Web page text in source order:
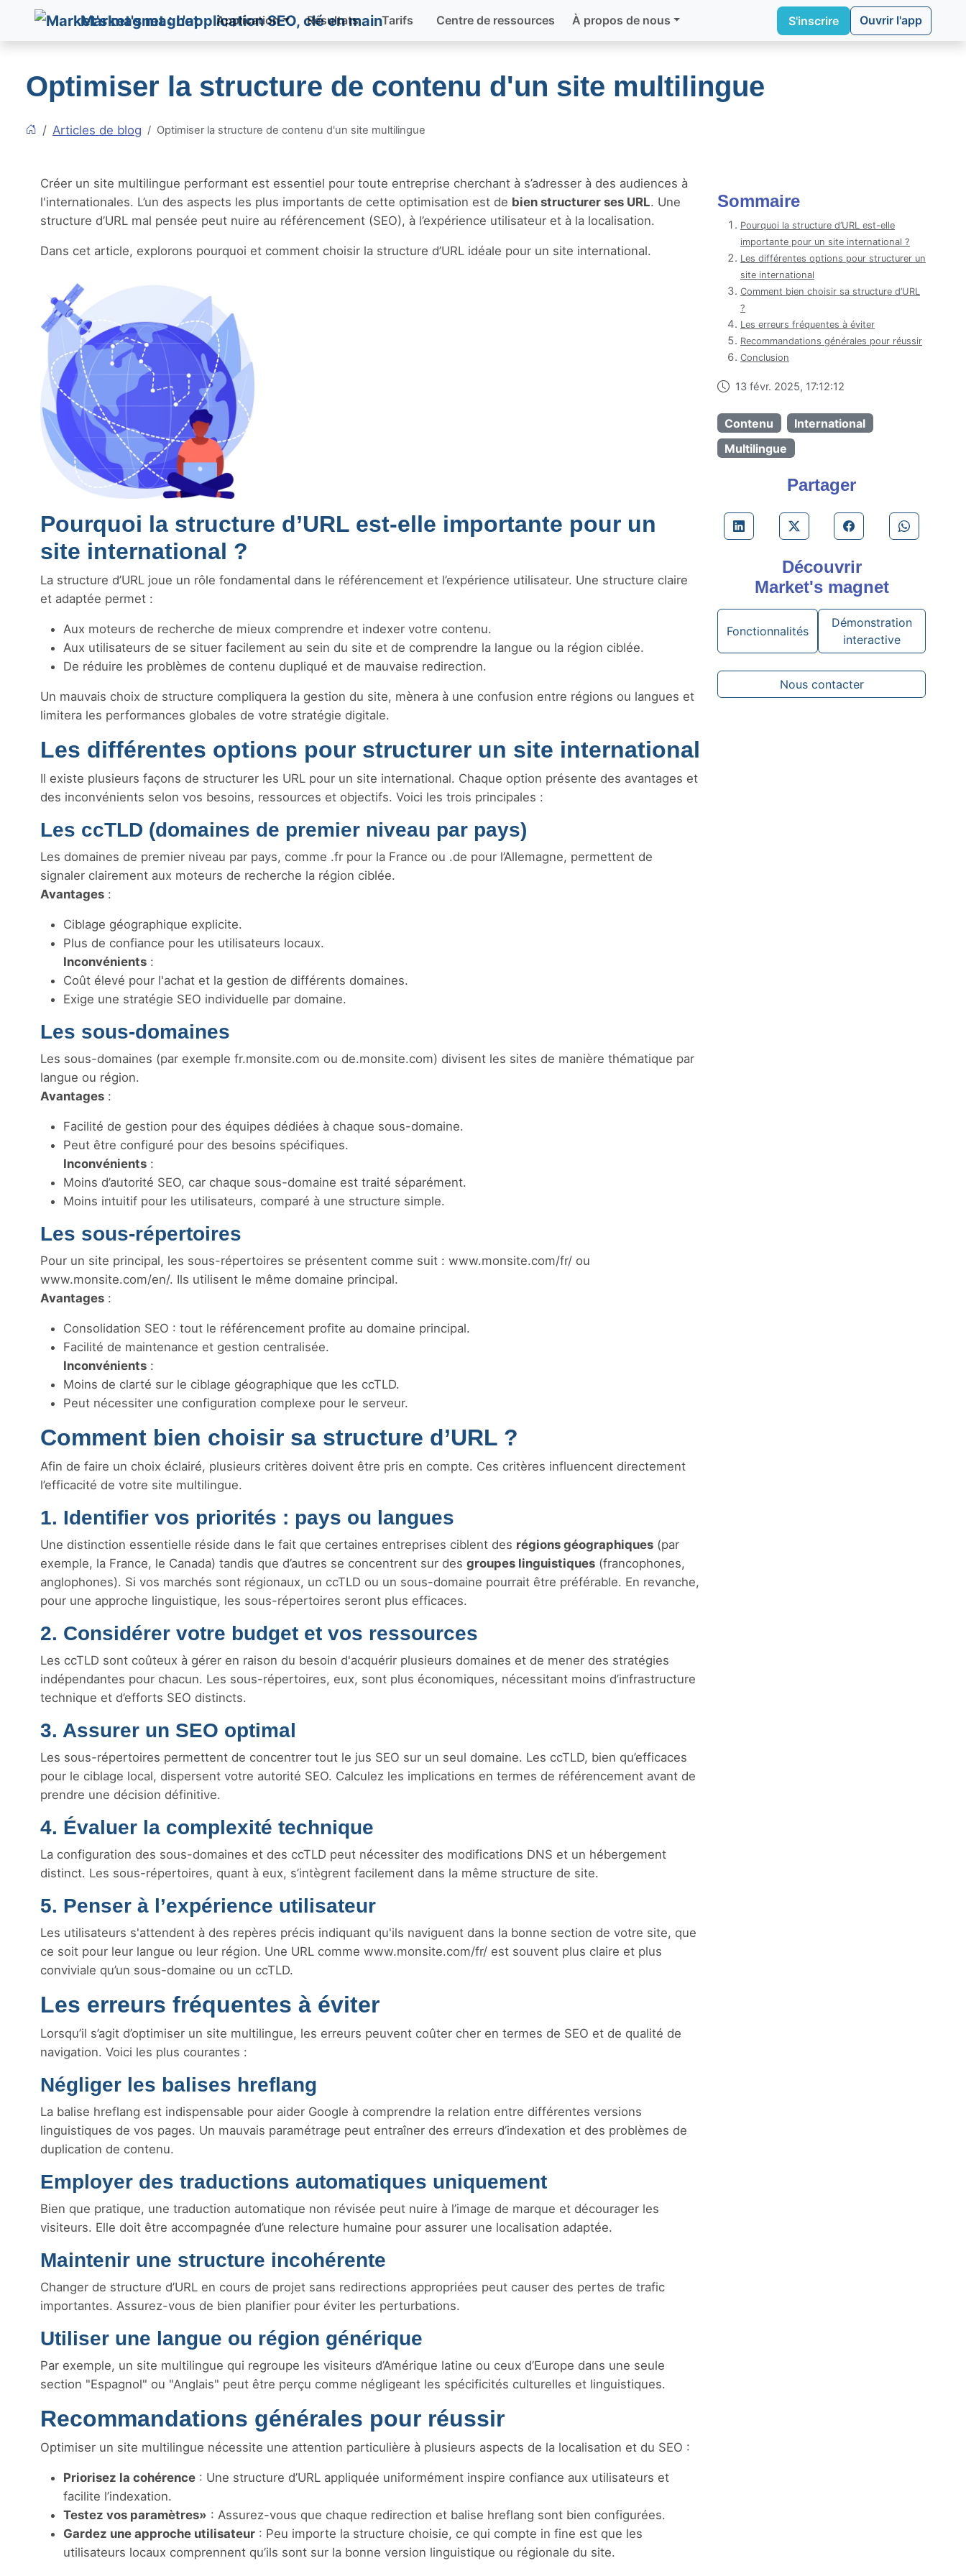
Market's magnet Application Résultats Tarifs Centre de ressources À propos de nous S'inscrire Ouvrir l'app
Optimiser la structure de contenu d'un site multilingue
Articles de blog Optimiser la structure de contenu d'un site multilingue
Créer un site multilingue performant est essentiel pour toute entreprise cherchant à s’adresser à des audiences à
l'internationales. L’un des aspects les plus importants de cette optimisation est de bien structurer ses URL. Une
structure d’URL mal pensée peut nuire au référencement (SEO), à l’expérience utilisateur et à la localisation.
Dans cet article, explorons pourquoi et comment choisir la structure d’URL idéale pour un site international.
Pourquoi la structure d’URL est-elle importante pour un
site international ?
La structure d’URL joue un rôle fondamental dans le référencement et l’expérience utilisateur. Une structure claire
et adaptée permet :
Aux moteurs de recherche de mieux comprendre et indexer votre contenu.
Aux utilisateurs de se situer facilement au sein du site et de comprendre la langue ou la région ciblée.
De réduire les problèmes de contenu dupliqué et de mauvaise redirection.
Un mauvais choix de structure compliquera la gestion du site, mènera à une confusion entre régions ou langues et
limitera les performances globales de votre stratégie digitale.
Les différentes options pour structurer un site international
Il existe plusieurs façons de structurer les URL pour un site international. Chaque option présente des avantages et
des inconvénients selon vos besoins, ressources et objectifs. Voici les trois principales :
Les ccTLD (domaines de premier niveau par pays)
Les domaines de premier niveau par pays, comme .fr pour la France ou .de pour l’Allemagne, permettent de
signaler clairement aux moteurs de recherche la région ciblée.
Avantages :
Ciblage géographique explicite.
Plus de confiance pour les utilisateurs locaux.
Inconvénients :
Coût élevé pour l'achat et la gestion de différents domaines.
Exige une stratégie SEO individuelle par domaine.
Les sous-domaines
Les sous-domaines (par exemple fr.monsite.com ou de.monsite.com) divisent les sites de manière thématique par
langue ou région.
Avantages :
Facilité de gestion pour des équipes dédiées à chaque sous-domaine.
Peut être configuré pour des besoins spécifiques.
Inconvénients :
Moins d’autorité SEO, car chaque sous-domaine est traité séparément.
Moins intuitif pour les utilisateurs, comparé à une structure simple.
Les sous-répertoires
Pour un site principal, les sous-répertoires se présentent comme suit : www.monsite.com/fr/ ou
www.monsite.com/en/. Ils utilisent le même domaine principal.
Avantages :
Consolidation SEO : tout le référencement profite au domaine principal.
Facilité de maintenance et gestion centralisée.
Inconvénients :
Moins de clarté sur le ciblage géographique que les ccTLD.
Peut nécessiter une configuration complexe pour le serveur.
Comment bien choisir sa structure d’URL ?
Afin de faire un choix éclairé, plusieurs critères doivent être pris en compte. Ces critères influencent directement
l’efficacité de votre site multilingue.
1. Identifier vos priorités : pays ou langues
Une distinction essentielle réside dans le fait que certaines entreprises ciblent des régions géographiques (par
exemple, la France, le Canada) tandis que d’autres se concentrent sur des groupes linguistiques (francophones,
anglophones). Si vos marchés sont régionaux, un ccTLD ou un sous-domaine pourrait être préférable. En revanche,
pour une approche linguistique, les sous-répertoires seront plus efficaces.
2. Considérer votre budget et vos ressources
Les ccTLD sont coûteux à gérer en raison du besoin d'acquérir plusieurs domaines et de mener des stratégies
indépendantes pour chacun. Les sous-répertoires, eux, sont plus économiques, nécessitant moins d’infrastructure
technique et d’efforts SEO distincts.
3. Assurer un SEO optimal
Les sous-répertoires permettent de concentrer tout le jus SEO sur un seul domaine. Les ccTLD, bien qu’efficaces
pour le ciblage local, dispersent votre autorité SEO. Calculez les implications en termes de référencement avant de
prendre une décision définitive.
4. Évaluer la complexité technique
La configuration des sous-domaines et des ccTLD peut nécessiter des modifications DNS et un hébergement
distinct. Les sous-répertoires, quant à eux, s’intègrent facilement dans la même structure de site.
5. Penser à l’expérience utilisateur
Les utilisateurs s'attendent à des repères précis indiquant qu'ils naviguent dans la bonne section de votre site, que
ce soit pour leur langue ou leur région. Une URL comme www.monsite.com/fr/ est souvent plus claire et plus
conviviale qu’un sous-domaine ou un ccTLD.
Les erreurs fréquentes à éviter
Lorsqu’il s’agit d’optimiser un site multilingue, les erreurs peuvent coûter cher en termes de SEO et de qualité de
navigation. Voici les plus courantes :
Négliger les balises hreflang
La balise hreflang est indispensable pour aider Google à comprendre la relation entre différentes versions
linguistiques de vos pages. Un mauvais paramétrage peut entraîner des erreurs d’indexation et des problèmes de
duplication de contenu.
Employer des traductions automatiques uniquement
Bien que pratique, une traduction automatique non révisée peut nuire à l’image de marque et décourager les
visiteurs. Elle doit être accompagnée d’une relecture humaine pour assurer une localisation adaptée.
Maintenir une structure incohérente
Changer de structure d’URL en cours de projet sans redirections appropriées peut causer des pertes de trafic
importantes. Assurez-vous de bien planifier pour éviter les perturbations.
Utiliser une langue ou région générique
Par exemple, un site multilingue qui regroupe les visiteurs d’Amérique latine ou ceux d’Europe dans une seule
section "Espagnol" ou "Anglais" peut être perçu comme négligeant les spécificités culturelles et linguistiques.
Recommandations générales pour réussir
Optimiser un site multilingue nécessite une attention particulière à plusieurs aspects de la localisation et du SEO :
Priorisez la cohérence : Une structure d’URL appliquée uniformément inspire confiance aux utilisateurs et
facilite l’indexation.
Testez vos paramètres» : Assurez-vous que chaque redirection et balise hreflang sont bien configurées.
Gardez une approche utilisateur : Peu importe la structure choisie, ce qui compte in fine est que les
utilisateurs locaux comprennent qu’ils sont sur la bonne version linguistique ou régionale du site.
Sommaire
Pourquoi la structure d’URL est-elle
importante pour un site international ?
Les différentes options pour structurer un
site international
Comment bien choisir sa structure d’URL
?
Les erreurs fréquentes à éviter
Recommandations générales pour réussir
Conclusion
13 févr. 2025, 17:12:12
Contenu
International
Multilingue
Partager
Découvrir
Market's magnet
Fonctionnalités
Démonstration
interactive
Nous contacter